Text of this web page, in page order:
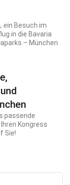
ein Besuch im
in die Bavaria
– München
passende
Kongress
Sie!